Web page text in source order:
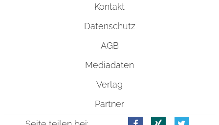
Kontakt
Datenschutz
AGB
Mediadaten
Verlag
Partner